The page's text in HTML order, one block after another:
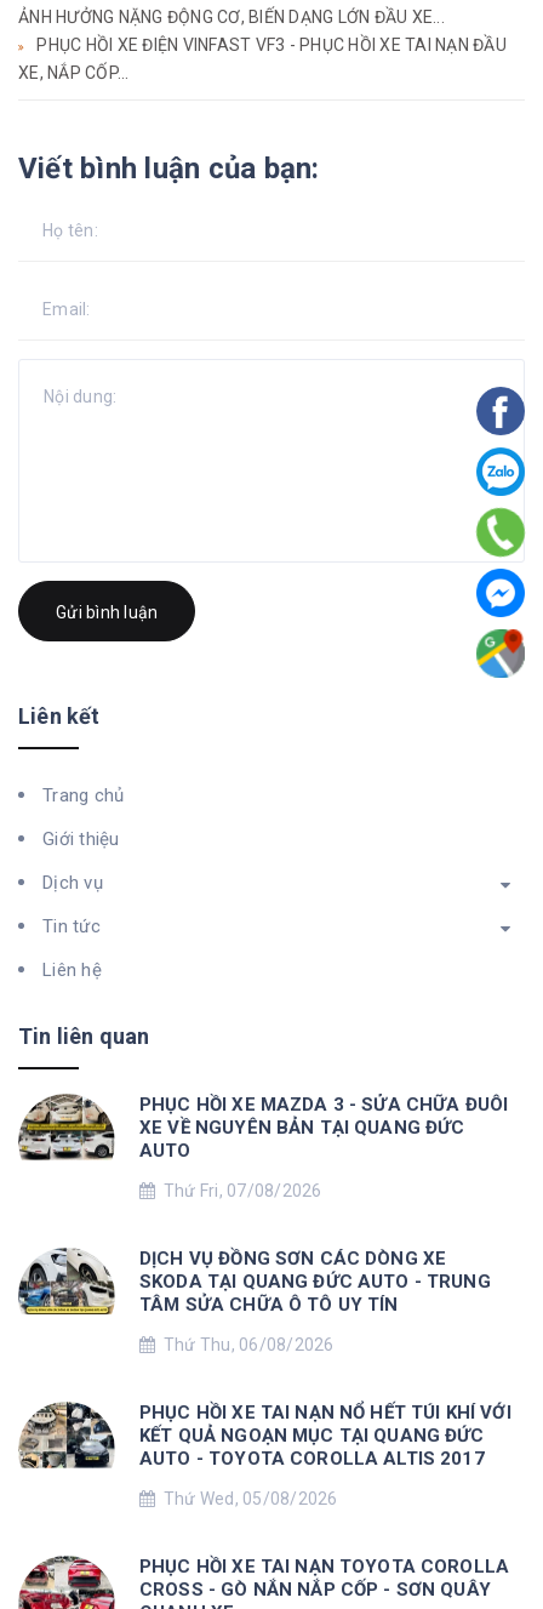
ẢNH HƯỞNG NẶNG ĐỘNG CƠ, BIẾN DẠNG LỚN ĐẦU XE...
PHỤC HỒI XE ĐIỆN VINFAST VF3 - PHỤC HỒI XE TAI NẠN ĐẦU
XE, NẮP CỐP...
Viết bình luận của bạn:
Gửi bình luận
Liên kết
Trang chủ
Giới thiệu
Dịch vụ
Tin tức
Liên hệ
Tin liên quan
PHỤC HỒI XE MAZDA 3 - SỬA CHỮA ĐUÔI
XE VỀ NGUYÊN BẢN TẠI QUANG ĐỨC
AUTO
Thứ Fri, 07/08/2026
DỊCH VỤ ĐỒNG SƠN CÁC DÒNG XE
SKODA TẠI QUANG ĐỨC AUTO - TRUNG
TÂM SỬA CHỮA Ô TÔ UY TÍN
Thứ Thu, 06/08/2026
PHỤC HỒI XE TAI NẠN NỔ HẾT TÚI KHÍ VỚI
KẾT QUẢ NGOẠN MỤC TẠI QUANG ĐỨC
AUTO - TOYOTA COROLLA ALTIS 2017
Thứ Wed, 05/08/2026
PHỤC HỒI XE TAI NẠN TOYOTA COROLLA
CROSS - GÒ NẮN NẮP CỐP - SƠN QUÂY